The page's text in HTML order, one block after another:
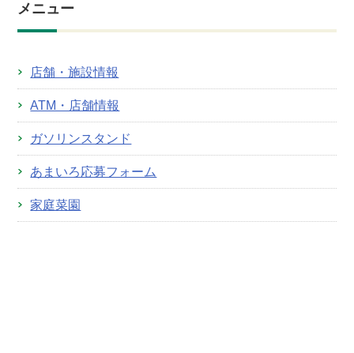
メニュー
店舗・施設情報
ATM・店舗情報
ガソリンスタンド
あまいろ応募フォーム
家庭菜園